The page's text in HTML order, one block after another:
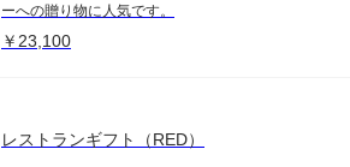
ーへの贈り物に人気です。
￥23,100
レストランギフト（RED）